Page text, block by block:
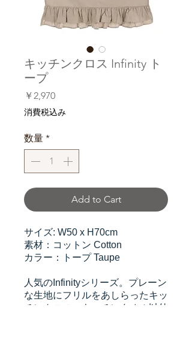
キッチンクロス Infinity ト
ープ
￥2,970価
格
消費税込み
数量 *
Add to Cart
サイズ: W50 x H70cm
素材：コットン Cotton
カラー：トープ Taupe
人気のInfinityシリーズ。プレーン
な生地にフリルをあしらったキッ
チンクロス。キッチンタオル以外